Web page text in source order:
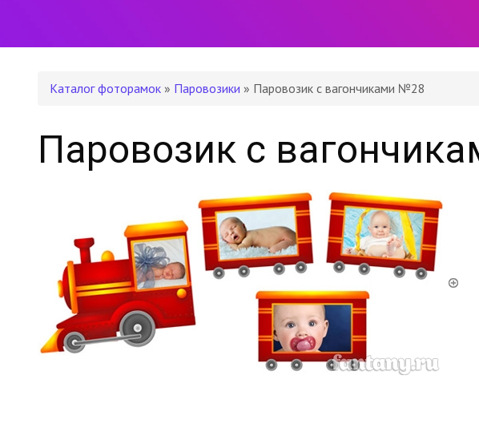
Каталог фоторамок » Паровозики » Паровозик с вагончиками №28
Паровозик с